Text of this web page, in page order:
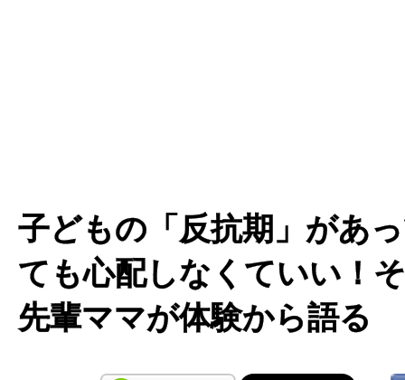
子どもの「反抗期」があ
ても心配しなくていい！
先輩ママが体験から語る